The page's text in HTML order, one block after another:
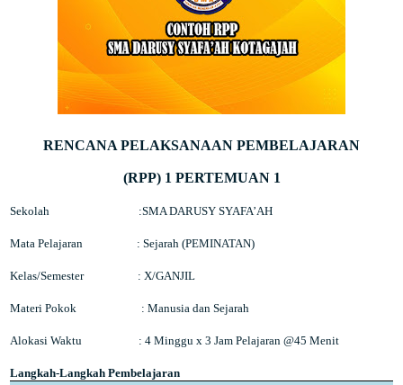
RENCANA PELAKSANAAN PEMBELAJARAN
(RPP) 1 PERTEMUAN 1
Sekolah :SMA DARUSY SYAFA’AH
Mata Pelajaran : Sejarah (PEMINATAN)
Kelas/Semester : X/GANJIL
Materi Pokok :Manusia dan Sejarah
Alokasi Waktu : 4 Minggu x 3 Jam Pelajaran @45 Menit
Langkah-Langkah Pembelajaran